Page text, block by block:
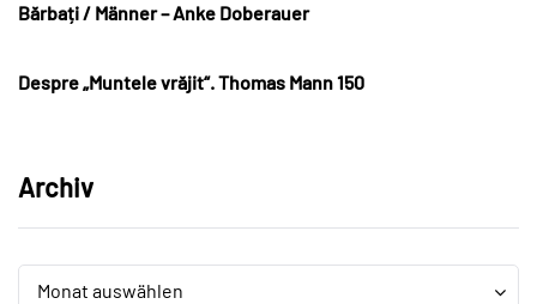
Bărbați / Männer – Anke Doberauer
Despre „Muntele vrăjit“. Thomas Mann 150
Archiv
Archiv
Monat auswählen
Archiv